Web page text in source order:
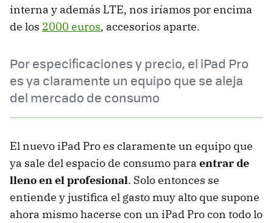
interna y además LTE, nos iríamos por encima
de los 2000 euros, accesorios aparte.
Por especificaciones y precio, el iPad Pro
es ya claramente un equipo que se aleja
del mercado de consumo
El nuevo iPad Pro es claramente un equipo que
ya sale del espacio de consumo para entrar de
lleno en el profesional. Solo entonces se
entiende y justifica el gasto muy alto que supone
ahora mismo hacerse con un iPad Pro con todo lo